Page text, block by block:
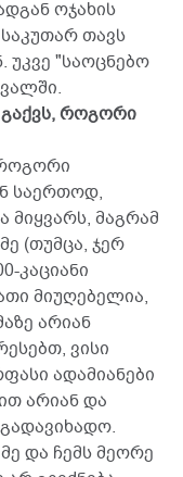
ოჯახის
თავს
უკვე "საოცნებო
როგორი
საერთოდ,
მიყვარს, მაგრამ
(თუმცა, ჯერ
კაციანი
მიუღებელია,
არიან
ვისი
ადამიანები
არიან და
და ჩემს მეორე